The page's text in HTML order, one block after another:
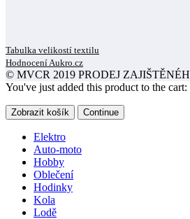
Tabulka velikostí textilu
Hodnocení Aukro.cz
© MVCR 2019 PRODEJ
You've just added this product to the cart:
Zobrazit košík Continue
Elektro
Auto-moto
Hobby
Oblečení
Hodinky
Kola
Lodě